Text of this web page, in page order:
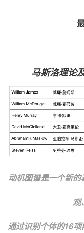
马斯洛理论
动机图谱是一个新
观
通过识别个体的16